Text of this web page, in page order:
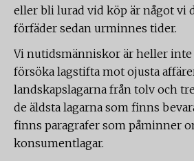
eller bli lurad vid köp är något vi
förfäder sedan urminnes tider.
Vi nutidsmänniskor är heller inte
försöka lagstifta mot ojusta
landskapslagarna från tolv och
de äldsta lagarna som finns
finns paragrafer som påminner
konsumentlagar.